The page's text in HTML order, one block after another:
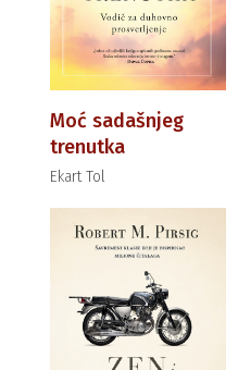
Moć sadašnjeg
trenutka
Ekart Tol